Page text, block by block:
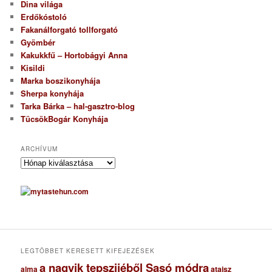
Dina világa
Erdőkóstoló
Fakanálforgató tollforgató
Gyömbér
Kakukkfű – Hortobágyi Anna
Kisildi
Marka boszikonyhája
Sherpa konyhája
Tarka Bárka – hal-gasztro-blog
TücsökBogár Konyhája
ARCHÍVUM
A
c
h
u
LEGTÖBBET KERESETT KIFEJEZÉSEK
almaa nagyik tepszijéből Sasó módraataisz